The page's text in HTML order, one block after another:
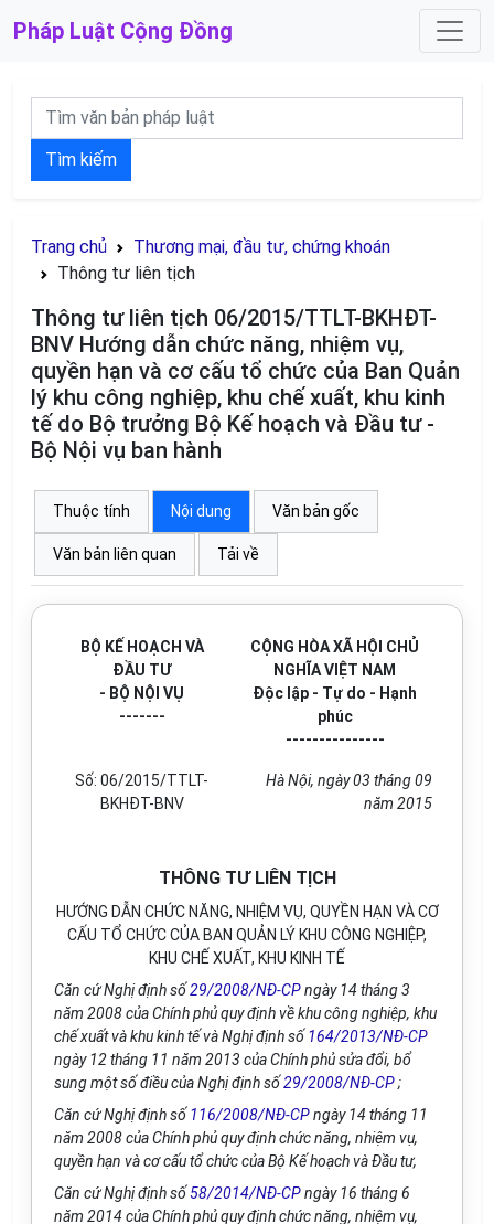
Pháp Luật Cộng Đồng
Tìm kiếm
Trang chủ
Thương mại, đầu tư, chứng khoán
Thông tư liên tịch
Thông tư liên tịch 06/2015/TTLT-BKHĐT-
BNV Hướng dẫn chức năng, nhiệm vụ,
quyền hạn và cơ cấu tổ chức của Ban Quản
lý khu công nghiệp, khu chế xuất, khu kinh
tế do Bộ trưởng Bộ Kế hoạch và Đầu tư -
Bộ Nội vụ ban hành
Thuộc tính Nội dung Văn bản gốc
Văn bản liên quan Tải về
BỘ KẾ HOẠCH VÀ
ĐẦU TƯ
- BỘ NỘI VỤ
-------
CỘNG HÒA XÃ HỘI CHỦ
NGHĨA VIỆT NAM
Độc lập - Tự do - Hạnh
phúc
---------------
Số: 06/2015/TTLT-
BKHĐT-BNV
Hà Nội, ngày 03 tháng 09
năm 2015
THÔNG TƯ LIÊN TỊCH
HƯỚNG DẪN CHỨC NĂNG, NHIỆM VỤ, QUYỀN HẠN VÀ CƠ
CẤU TỔ CHỨC CỦA BAN QUẢN LÝ KHU CÔNG NGHIỆP,
KHU CHẾ XUẤT, KHU KINH TẾ
Căn cứ Nghị định số29/2008/NĐ-CPngày 14 tháng 3
năm 2008 của Chính phủ quy định về khu công nghiệp, khu
chế xuất và khu kinh tế và Nghị định số 164/2013/NĐ-CP
ngày 12 tháng 11 năm 2013 của Chính phủ sửa đổi, bổ
sung một số điều của Nghị định số29/2008/NĐ-CP;
Căn cứ Nghị định số 116/2008/NĐ-CPngày 14 tháng 11
năm 2008 của Chính phủ quy định chức năng, nhiệm vụ,
quyền hạn và cơ cấu tổ chức của Bộ Kế hoạch và Đầu tư,
Căn cứ Nghị định số58/2014/NĐ-CPngày 16 tháng 6
năm 2014 của Chính phủ quy định chức năng, nhiệm vụ,